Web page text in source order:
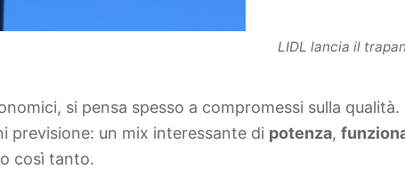
LIDL lancia il
si pensa spesso a compromessi sulla qualità.
previsione: un mix interessante di potenza,
così tanto.